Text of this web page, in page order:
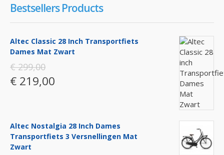
Bestsellers Products
Altec Classic 28 Inch Transportfiets
Dames Mat Zwart
€ 299,00
€ 219,00
Altec Nostalgia 28 Inch Dames
Transportfiets 3 Versnellingen Mat
Zwart